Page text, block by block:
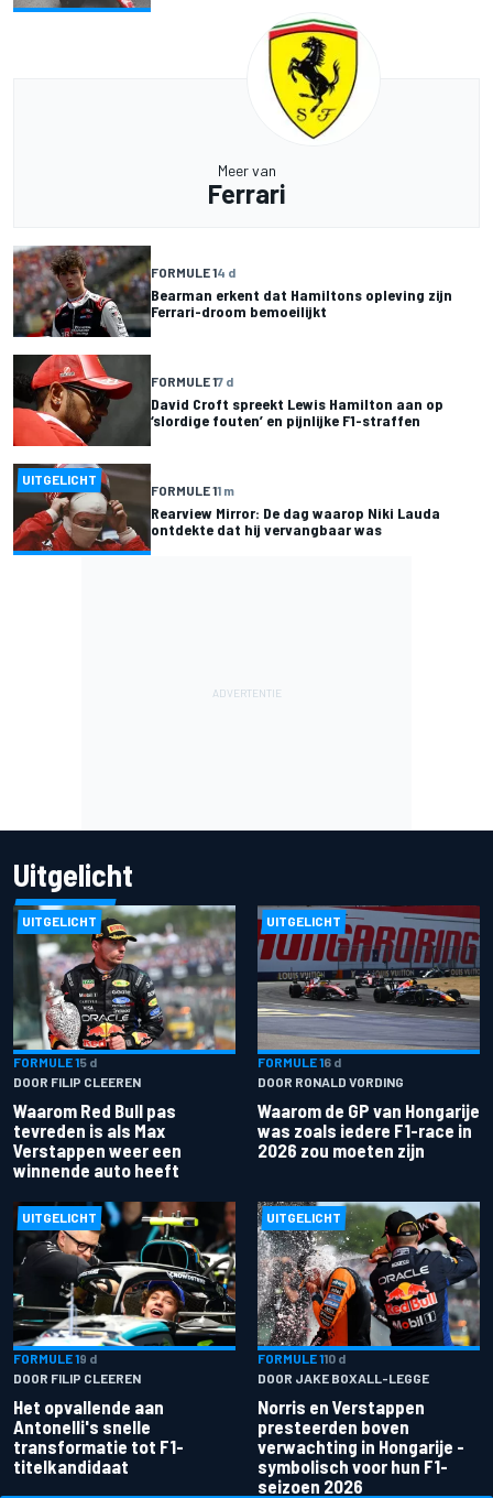
Meer van
Ferrari
FORMULE 14 d
Bearman erkent dat Hamiltons opleving zijn
Ferrari-droom bemoeilijkt
FORMULE 17 d
David Croft spreekt Lewis Hamilton aan op
‘slordige fouten’ en pijnlijke F1-straffen
UITGELICHT
FORMULE 11 m
Rearview Mirror: De dag waarop Niki Lauda
ontdekte dat hij vervangbaar was
Uitgelicht
UITGELICHT
FORMULE 15 d
DOOR FILIP CLEEREN
Waarom Red Bull pas
tevreden is als Max
Verstappen weer een
winnende auto heeft
UITGELICHT
FORMULE 16 d
DOOR RONALD VORDING
Waarom de GP van Hongarije
was zoals iedere F1-race in
2026 zou moeten zijn
UITGELICHT
FORMULE 19 d
DOOR FILIP CLEEREN
Het opvallende aan
Antonelli's snelle
transformatie tot F1-
titelkandidaat
UITGELICHT
FORMULE 110 d
DOOR JAKE BOXALL-LEGGE
Norris en Verstappen
presteerden boven
verwachting in Hongarije -
symbolisch voor hun F1-
seizoen 2026